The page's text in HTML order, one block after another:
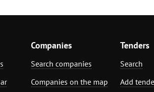
Companies
Search companies
Companies on the map
Tenders
Search
Add